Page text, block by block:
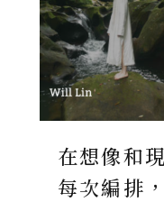
在想像和
每次編排